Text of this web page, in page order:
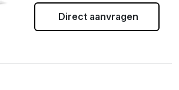
Direct aanvragen